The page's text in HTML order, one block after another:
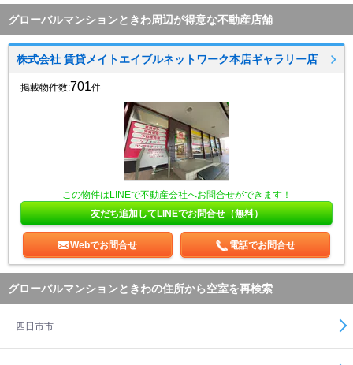
グローバルマンションときわ周辺が得意な不動産店舗
株式会社 賃貸メイトエイブルネットワーク本店ギャラリー店
掲載物件数:701件
この物件はLINEで不動産会社へお問合せができます！
友だち追加してLINEでお問合せ（無料）
Webでお問合せ 電話でお問合せ
グローバルマンションときわの住所から空室を再検索
四日市市